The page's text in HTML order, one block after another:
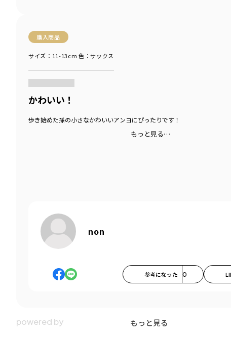
購入商品
サイズ：11-13cm 色：サックス
かわいい！
歩き始めた孫の小さなかわいいアンヨにぴったりです！
もっと見る…
non
参考になった 0
もっと見る